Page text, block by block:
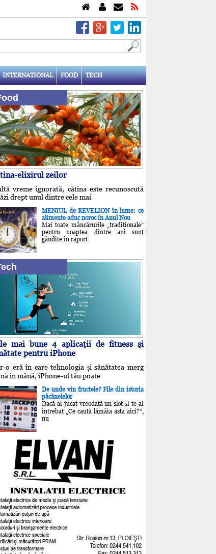
INTERNATIONAL FOOD TECH
elixirul zeilor
vreme ignorată, cătina este recunoscută
drept unul dintre cele mai
MENIUL de REVELION în lume: ce
alimente aduc noroc în Anul Nou
Mai toate mâncărurile „tradiţionale”
pentru noaptea dintre ani sunt
gândite în raport
mai bune 4 aplicaţii de fitness şi
pentru iPhone
o eră în care tehnologia și sănătatea merg
în mână, iPhone-ul tău poate
De unde vin fructele? File din istoria
păcănelelor
Dacă ai jucat vreodată un slot și te-ai
întrebat „Ce caută lămâia asta aici?”,
nu